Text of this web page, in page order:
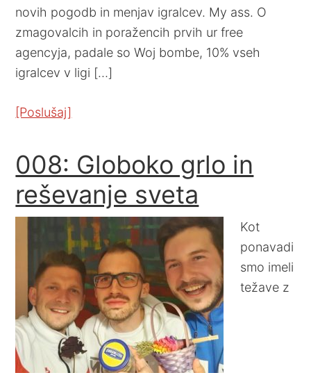
novih pogodb in menjav igralcev. My ass. O
zmagovalcih in poražencih prvih ur free
agencyja, padale so Woj bombe, 10% vseh
igralcev v ligi […]
[Poslušaj]
008: Globoko grlo in
reševanje sveta
Kot
ponavadi
smo imeli
težave z